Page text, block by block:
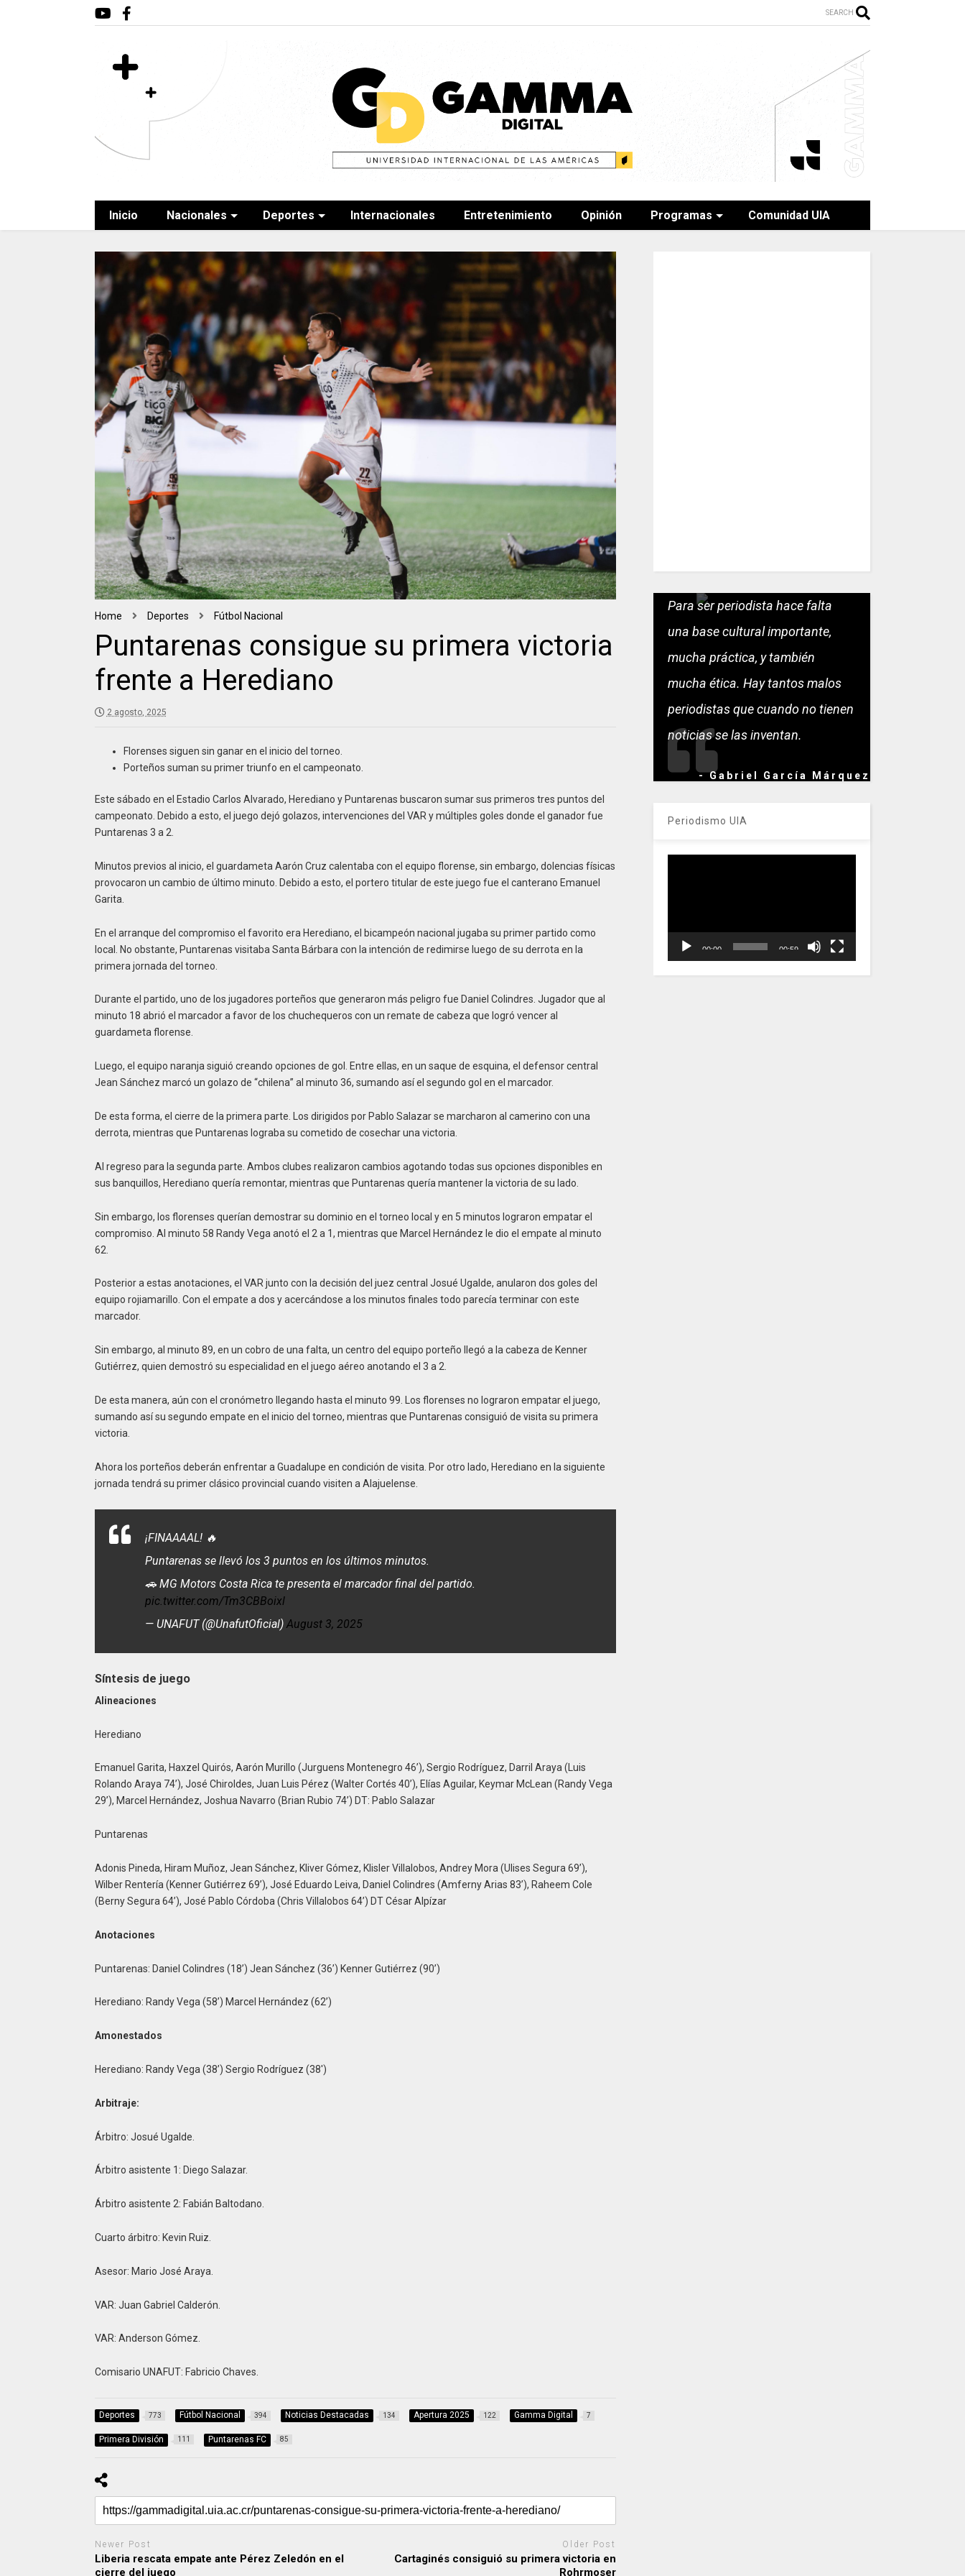
SEARCH
Inicio Nacionales Deportes Internacionales Entretenimiento Opinión Programas Comunidad UIA
Home Deportes Fútbol Nacional
Puntarenas consigue su primera victoria
frente a Herediano
2 agosto, 2025
Florenses siguen sin ganar en el inicio del torneo.
Porteños suman su primer triunfo en el campeonato.
Este sábado en el Estadio Carlos Alvarado, Herediano y Puntarenas buscaron sumar sus primeros tres puntos del
campeonato. Debido a esto, el juego dejó golazos, intervenciones del VAR y múltiples goles donde el ganador fue
Puntarenas 3 a 2.
Minutos previos al inicio, el guardameta Aarón Cruz calentaba con el equipo florense, sin embargo, dolencias físicas
provocaron un cambio de último minuto. Debido a esto, el portero titular de este juego fue el canterano Emanuel
Garita.
En el arranque del compromiso el favorito era Herediano, el bicampeón nacional jugaba su primer partido como
local. No obstante, Puntarenas visitaba Santa Bárbara con la intención de redimirse luego de su derrota en la
primera jornada del torneo.
Durante el partido, uno de los jugadores porteños que generaron más peligro fue Daniel Colindres. Jugador que al
minuto 18 abrió el marcador a favor de los chuchequeros con un remate de cabeza que logró vencer al
guardameta florense.
Luego, el equipo naranja siguió creando opciones de gol. Entre ellas, en un saque de esquina, el defensor central
Jean Sánchez marcó un golazo de “chilena” al minuto 36, sumando así el segundo gol en el marcador.
De esta forma, el cierre de la primera parte. Los dirigidos por Pablo Salazar se marcharon al camerino con una
derrota, mientras que Puntarenas lograba su cometido de cosechar una victoria.
Al regreso para la segunda parte. Ambos clubes realizaron cambios agotando todas sus opciones disponibles en
sus banquillos, Herediano quería remontar, mientras que Puntarenas quería mantener la victoria de su lado.
Sin embargo, los florenses querían demostrar su dominio en el torneo local y en 5 minutos lograron empatar el
compromiso. Al minuto 58 Randy Vega anotó el 2 a 1, mientras que Marcel Hernández le dio el empate al minuto
62.
Posterior a estas anotaciones, el VAR junto con la decisión del juez central Josué Ugalde, anularon dos goles del
equipo rojiamarillo. Con el empate a dos y acercándose a los minutos finales todo parecía terminar con este
marcador.
Sin embargo, al minuto 89, en un cobro de una falta, un centro del equipo porteño llegó a la cabeza de Kenner
Gutiérrez, quien demostró su especialidad en el juego aéreo anotando el 3 a 2.
De esta manera, aún con el cronómetro llegando hasta el minuto 99. Los florenses no lograron empatar el juego,
sumando así su segundo empate en el inicio del torneo, mientras que Puntarenas consiguió de visita su primera
victoria.
Ahora los porteños deberán enfrentar a Guadalupe en condición de visita. Por otro lado, Herediano en la siguiente
jornada tendrá su primer clásico provincial cuando visiten a Alajuelense.
¡FINAAAAL! 🔥
Puntarenas se llevó los 3 puntos en los últimos minutos.
🚗 MG Motors Costa Rica te presenta el marcador final del partido.
pic.twitter.com/Tm3CBBoixl
— UNAFUT (@UnafutOficial) August 3, 2025
Síntesis de juego
Alineaciones
Herediano
Emanuel Garita, Haxzel Quirós, Aarón Murillo (Jurguens Montenegro 46’), Sergio Rodríguez, Darril Araya (Luis
Rolando Araya 74’), José Chiroldes, Juan Luis Pérez (Walter Cortés 40’), Elías Aguilar, Keymar McLean (Randy Vega
29’), Marcel Hernández, Joshua Navarro (Brian Rubio 74’) DT: Pablo Salazar
Puntarenas
Adonis Pineda, Hiram Muñoz, Jean Sánchez, Kliver Gómez, Klisler Villalobos, Andrey Mora (Ulises Segura 69’),
Wilber Rentería (Kenner Gutiérrez 69’), José Eduardo Leiva, Daniel Colindres (Amferny Arias 83’), Raheem Cole
(Berny Segura 64’), José Pablo Córdoba (Chris Villalobos 64’) DT César Alpízar
Anotaciones
Puntarenas: Daniel Colindres (18’) Jean Sánchez (36’) Kenner Gutiérrez (90’)
Herediano: Randy Vega (58’) Marcel Hernández (62’)
Amonestados
Herediano: Randy Vega (38’) Sergio Rodríguez (38′)
Arbitraje:
Árbitro: Josué Ugalde.
Árbitro asistente 1: Diego Salazar.
Árbitro asistente 2: Fabián Baltodano.
Cuarto árbitro: Kevin Ruiz.
Asesor: Mario José Araya.
VAR: Juan Gabriel Calderón.
VAR: Anderson Gómez.
Comisario UNAFUT: Fabricio Chaves.
Deportes 773 Fútbol Nacional 394 Noticias Destacadas 134 Apertura 2025 122 Gamma Digital 7
Primera División 111 Puntarenas FC 85
Newer Post
Liberia rescata empate ante Pérez Zeledón en el
cierre del juego
Older Post
Cartaginés consiguió su primera victoria en
Rohrmoser
Para ser periodista hace falta
una base cultural importante,
mucha práctica, y también
mucha ética. Hay tantos malos
periodistas que cuando no tienen
noticias se las inventan.
- Gabriel García Márquez
Periodismo UIA
00:00 00:59